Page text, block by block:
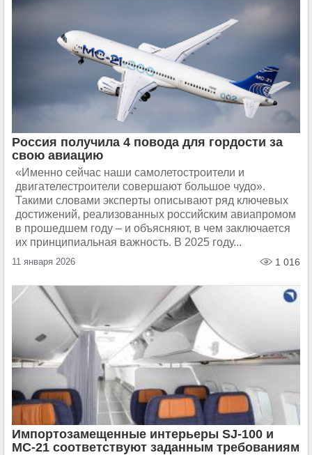
Россия получила 4 повода для гордости за
свою авиацию
«Именно сейчас наши самолетостроители и
двигателестроители совершают большое чудо».
Такими словами эксперты описывают ряд ключевых
достижений, реализованных российским авиапромом
в прошедшем году – и объясняют, в чем заключается
их принципиальная важность. В 2025 году...
11 января 2026 1 016
Импортозамещенные интерьеры SJ-100 и
МС-21 соответствуют заданным требованиям